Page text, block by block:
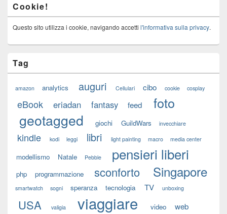
Cookie!
Questo sito utilizza i cookie, navigando accetti l'informativa sulla privacy.
Tag
amazon analytics auguri Cellulari cibo cookie cosplay
eBook eriadan fantasy feed foto
geotagged giochi GuildWars invecchiare
kindle kodi leggi libri light painting macro media center
modellismo Natale Pebble pensieri liberi
php programmazione sconforto Singapore
smartwatch sogni speranza tecnologia TV unboxing
USA valigia viaggiare video web